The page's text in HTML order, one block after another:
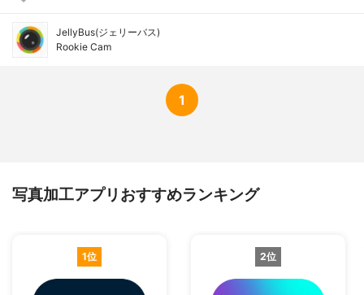
JellyBus(ジェリーバス)
Rookie Cam
1
写真加工アプリおすすめランキング
1位 2位